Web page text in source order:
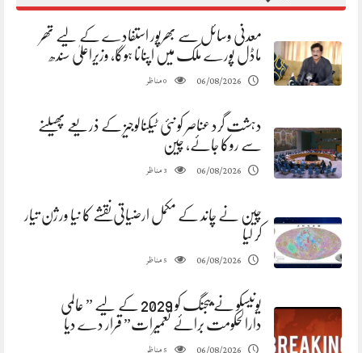
معدنی وسائل سے بھرپور استفادے کے لیے تھر
ماڈل پورے ملک میں اپنانا ہوگا، وزیراعلیٰ سندھ
06/08/2026
0مناظر
دہشت گرد عناصر کو نئی ٹیکنالوجیز کے ذریعے پھیلنے
سے روکا جائے، چین
06/08/2026
3مناظر
چین نے چاند کے مکمل ارضیاتی نقشے کا نیا ورژن تیار
کر لیا
06/08/2026
5مناظر
یونیسکو نے بیجنگ کو 2029 کے لیے ” عالمی
دارالحکومت برائے تعمیرات” قرار دے دیا
5